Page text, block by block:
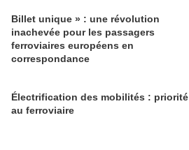
Billet unique » : une révolution
inachevée pour les passagers
ferroviaires européens en
correspondance
Électrification des mobilités : priorité
au ferroviaire